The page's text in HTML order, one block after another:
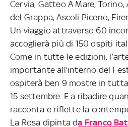
Cervia, Gatteo A Mare, Torino,
del Grappa, Ascoli Piceno,
Un viaggio attraverso 60
accoglierà più di 150 ospiti
Come in tutte le edizioni,
importante all’interno del
ospiterà ben 9 mostre in
15 settembre. E a ribadire
racconta e riflette la
La Rosa dipinta da Franco